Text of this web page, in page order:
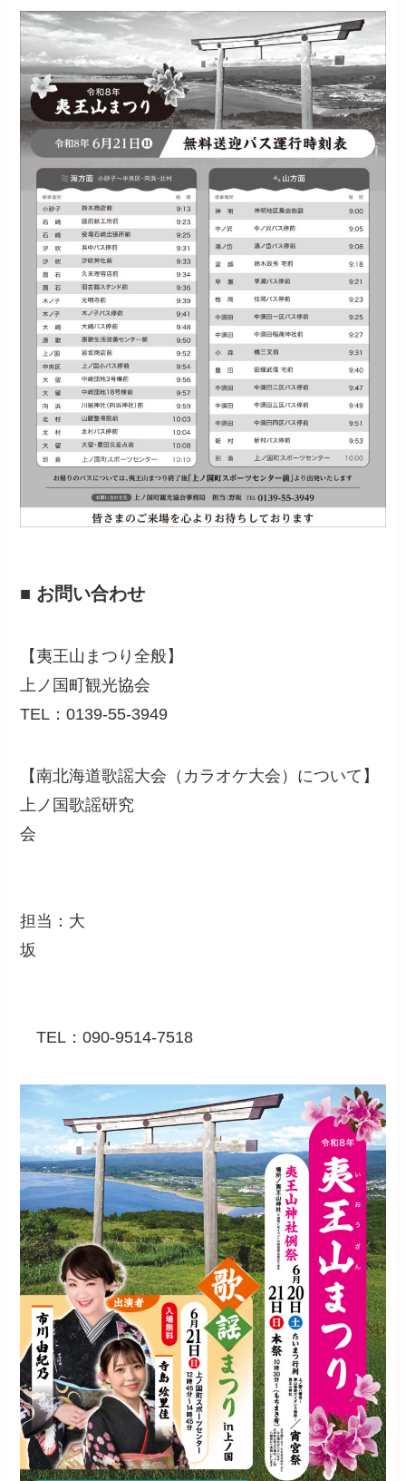
■ お問い合わせ
【夷王山まつり全般】
上ノ国町観光協会
TEL：0139-55-3949
【南北海道歌謡大会（カラオケ大会）について】
上ノ国歌謡研究
会
担当：大
坂
TEL：090-9514-7518